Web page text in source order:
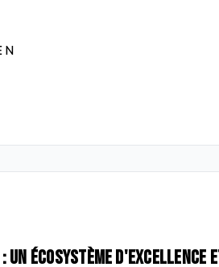
écosystème d'excellence